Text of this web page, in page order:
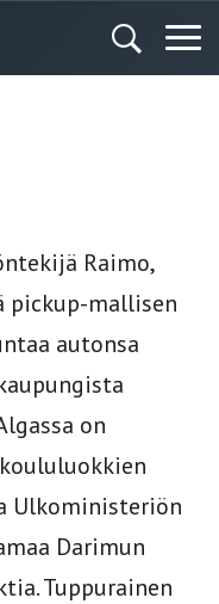
Raimo,
pickup-mallisen
autonsa
on
Ulkoministeriön
Darimun
Tuppurainen